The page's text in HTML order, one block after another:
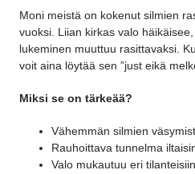
Moni meistä on kokenut silmien
vuoksi. Liian kirkas valo
lukeminen muuttuu rasittavaksi.
voit aina löytää sen ”just eikä
Miksi se on tärkeää?
Vähemmän silmien
Rauhoittava tunnelma
Valo mukautuu eri tilanteisiin